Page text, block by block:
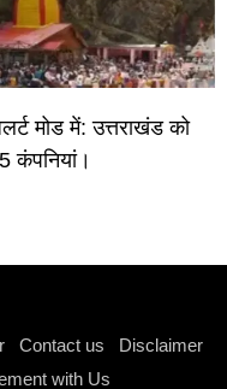
मोड में: उत्तराखंड को
कंपनियां।
Contact us
Disclaimer
with Us